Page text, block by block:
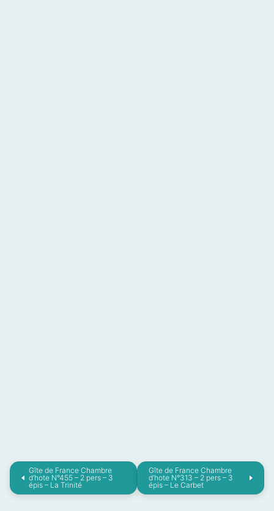
Gîte de France Chambre
d’hote N°455 – 2 pers – 3
épis – La Trinité
Gîte de France Chambre
d’hote N°313 – 2 pers – 3
épis – Le Carbet